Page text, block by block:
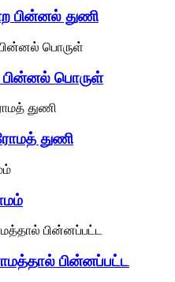
பின்னல் துணி
பொருள்
துணி
பின்னப்பட்ட